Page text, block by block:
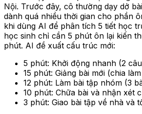
Nội. Trước đây, cô thường dạy dở
dành quá nhiều thời gian cho phần
khi dùng AI để phân tích 5 tiết học
học sinh chỉ cần 5 phút ôn lại kiến
phút. AI đề xuất cấu trúc mới:
5 phút: Khởi động nhanh (2
15 phút: Giảng bài mới (chia
12 phút: Làm bài tập nhóm (3
10 phút: Chữa bài và nhận xét
3 phút: Giao bài tập về nhà và